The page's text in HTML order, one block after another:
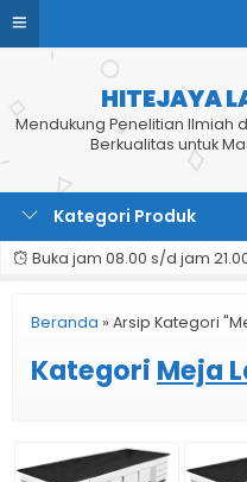
HITEJAYA
Mendukung Penelitian Ilmiah
Berkualitas untuk
Kategori Produk
Buka jam 08.00 s/d jam
Beranda » Arsip Kategori
Kategori Meja